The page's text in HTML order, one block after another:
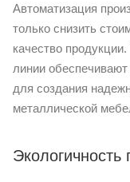
Автоматизация
только снизить
качество
линии
для создания
металлической
Экологичность